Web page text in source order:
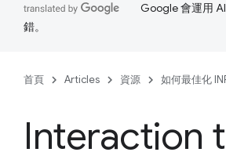
Google 會運用
錯。
首頁 Articles 資源 如何最佳化
Interaction